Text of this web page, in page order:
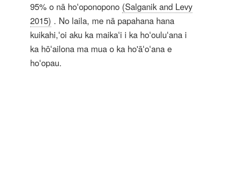
95% o nā hoʻoponopono (Salganik and Levy
2015) . No laila, me nā papahana hana
kuikahi,ʻoi aku ka maikaʻi i ka hoʻouluʻana i
ka hōʻailona ma mua o ka ho'āʻoʻana e
hoʻopau.